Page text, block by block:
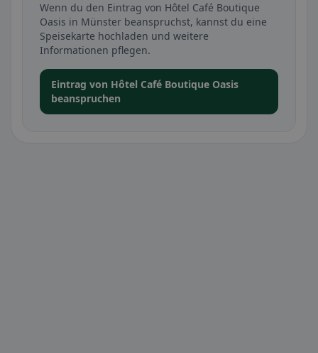
Wenn du den Eintrag von Hôtel Café Boutique
Oasis in Münster beanspruchst, kannst du eine
Speisekarte hochladen und weitere
Informationen pflegen.
Eintrag von Hôtel Café Boutique Oasis
beanspruchen